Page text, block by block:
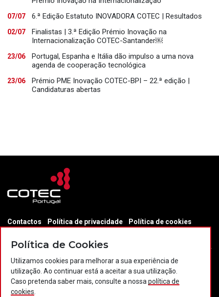
07/07 6.ª Edição Estatuto INOVADORA COTEC | Resultados
02/07
Finalistas | 3.ª Edição Prémio Inovação na
Internacionalização COTEC-Santander￼
23/06
Portugal, Espanha e Itália dão impulso a uma nova
agenda de cooperação tecnológica
23/06
Prémio PME Inovação COTEC-BPI – 22.ª edição |
Candidaturas abertas
Contactos Política de privacidade
Política de cookies
© 2026 COTEC Portugal. Todos os direitos reservados.
Plataforma co-financiada por:
Política de Cookies
Utilizamos cookies para melhorar a sua experiência de
utilização. Ao continuar está a aceitar a sua utilização.
Caso pretenda saber mais, consulte a nossa política de
cookies